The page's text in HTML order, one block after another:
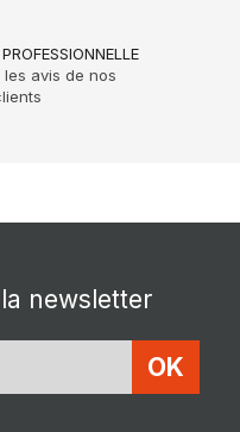
avis de nos
newsletter
OK